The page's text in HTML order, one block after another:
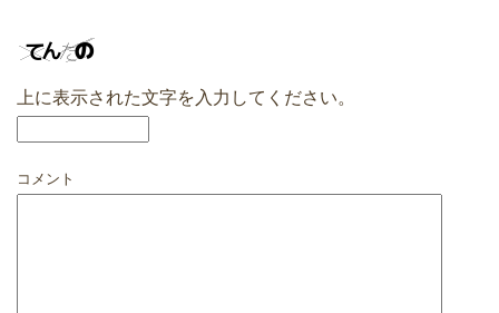
上に表示された文字を入力してください。
コメント